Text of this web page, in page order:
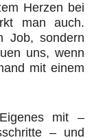
Herzen bei
man auch.
Job, sondern
uns, wenn
mit einem
mit –
– und